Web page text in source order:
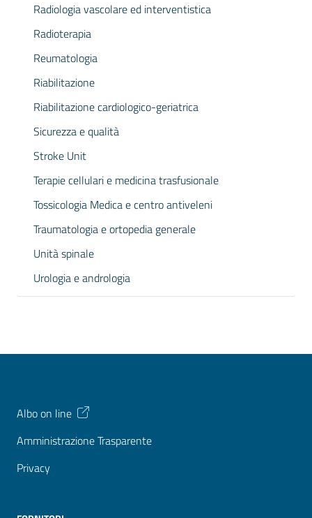
Radiologia vascolare ed interventistica
Radioterapia
Reumatologia
Riabilitazione
Riabilitazione cardiologico-geriatrica
Sicurezza e qualità
Stroke Unit
Terapie cellulari e medicina trasfusionale
Tossicologia Medica e centro antiveleni
Traumatologia e ortopedia generale
Unità spinale
Urologia e andrologia
Albo on line
Amministrazione Trasparente
Privacy